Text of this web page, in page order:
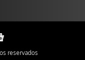
reservados